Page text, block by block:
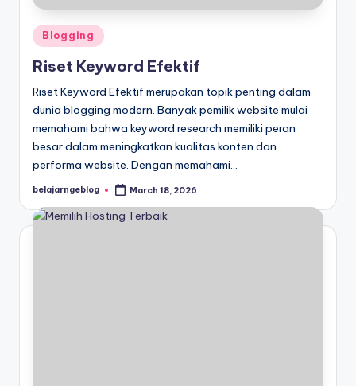
Posted
in
Blogging
Riset Keyword Efektif
Riset Keyword Efektif merupakan topik penting dalam
dunia blogging modern. Banyak pemilik website mulai
memahami bahwa keyword research memiliki peran
besar dalam meningkatkan kualitas konten dan
performa website. Dengan memahami…
Posted
belajarngeblog March 18, 2026